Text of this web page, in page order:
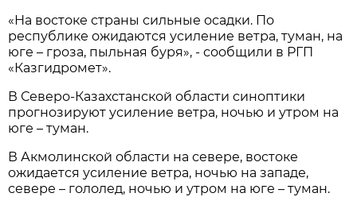
«На востоке страны сильные осадки. По
республике ожидаются усиление ветра, туман, на
юге – гроза, пыльная буря», - сообщили в РГП
«Казгидромет».
В Северо-Казахстанской области синоптики
прогнозируют усиление ветра, ночью и утром на
юге – туман.
В Акмолинской области на севере, востоке
ожидается усиление ветра, ночью на западе,
севере – гололед, ночью и утром на юге – туман.